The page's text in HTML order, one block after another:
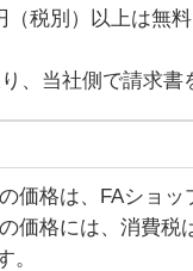
（税別）以上は無
、当社側で請求
価格は、FAショ
価格には、消費
。